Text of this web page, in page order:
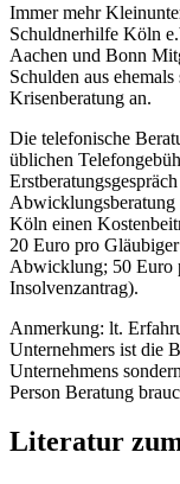
Immer mehr
Schuldnerhilfe Köln
Aachen und Bonn
Schulden aus
Krisenberatung an.
Die telefonische
üblichen
Köln einen
20 Euro pro
Abwicklung; 50 Euro
Insolvenzantrag).
Anmerkung: lt.
Unternehmers ist die
Unternehmens
Person Beratung
Literatur